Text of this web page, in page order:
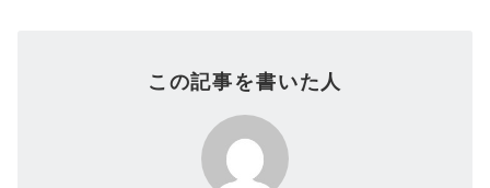
この記事を書いた人